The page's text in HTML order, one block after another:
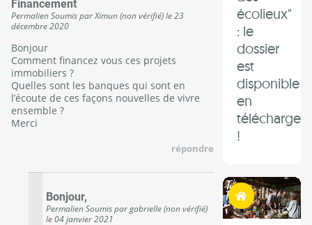
écolieux"
: le
dossier
est
disponible
en
!
Habiter autrement
Financement
PermalienSoumis parXimun (non vérifié)le23
décembre 2020
Bonjour
Comment financez vous ces projets
immobiliers ?
Quelles sont les banques qui sont en
l’écoute de ces façons nouvelles de vivre
ensemble ?
Merci
répondre
Bonjour,
PermalienSoumis pargabrielle (non vérifié)
le04 janvier 2021